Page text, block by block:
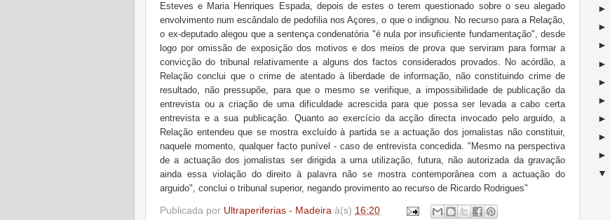
Esteves e Maria Henriques Espada, depois de estes o terem questionado sobre o seu alegado
envolvimento num escândalo de pedofilia nos Açores, o que o indignou. No recurso para a Relação,
o ex-deputado alegou que a sentença condenatória "é nula por insuficiente fundamentação", desde
logo por omissão de exposição dos motivos e dos meios de prova que serviram para formar a
convicção do tribunal relativamente a alguns dos factos considerados provados. No acórdão, a
Relação conclui que o crime de atentado à liberdade de informação, não constituindo crime de
resultado, não pressupõe, para que o mesmo se verifique, a impossibilidade de publicação da
entrevista ou a criação de uma dificuldade acrescida para que possa ser levada a cabo certa
entrevista e a sua publicação. Quanto ao exercício da acção directa invocado pelo arguido, a
Relação entendeu que se mostra excluído à partida se a actuação dos jornalistas não constituir,
naquele momento, qualquer facto punível - caso de entrevista concedida. "Mesmo na perspectiva
de a actuação dos jornalistas ser dirigida a uma utilização, futura, não autorizada da gravação
ainda essa violação do direito à palavra não se mostra contemporânea com a actuação do
arguido", conclui o tribunal superior, negando provimento ao recurso de Ricardo Rodrigues"
Publicada por Ultraperiferias - Madeira à(s) 16:20
►
►
►
►
►
►
►
►
►
▼